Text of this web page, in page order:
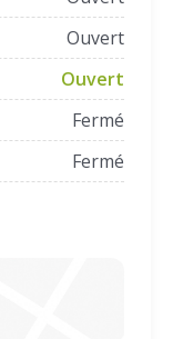
Ouvert
Ouvert
Fermé
Fermé